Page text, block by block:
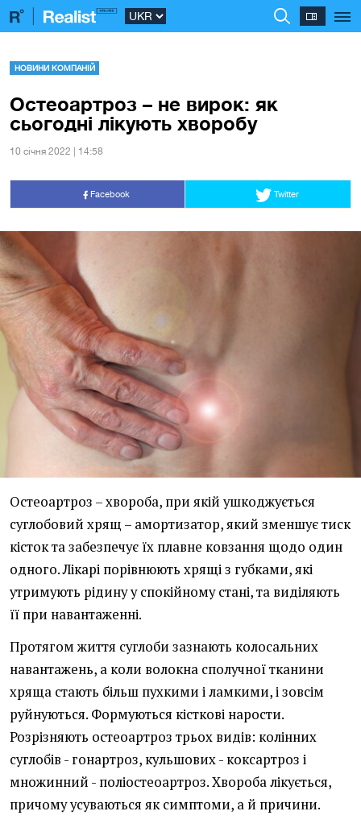
НОВИНИ КОМПАНІЙ
Остеоартроз – не вирок: як
сьогодні лікують хворобу
10 сiчня 2022 | 14:58
Facebook Twitter
Остеоартроз – хвороба, при якій ушкоджується
суглобовий хрящ – амортизатор, який зменшує тиск
кісток та забезпечує їх плавне ковзання щодо один
одного. Лікарі порівнюють хрящі з губками, які
утримують рідину у спокійному стані, та виділяють
її при навантаженні.
Протягом життя суглоби зазнають колосальних
навантажень, а коли волокна сполучної тканини
хряща стають більш пухкими і ламкими, і зовсім
руйнуються. Формуються кісткові нарости.
Розрізняють остеоартроз трьох видів: колінних
суглобів - гонартроз, кульшових - коксартроз і
множинний - поліостеоартроз. Хвороба лікується,
причому усуваються як симптоми, а й причини.